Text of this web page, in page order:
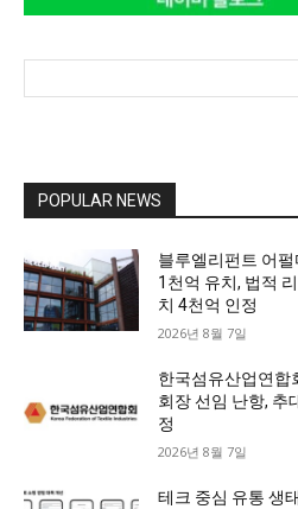
POPULAR NEWS
블루엘리펀트 어
1천억 유치, 법적
치 4천억 인정
2026년 8월 7일
한국섬유산업연합
회장 선임 난항, 추
정
2026년 8월 7일
테크 중심 유통 생